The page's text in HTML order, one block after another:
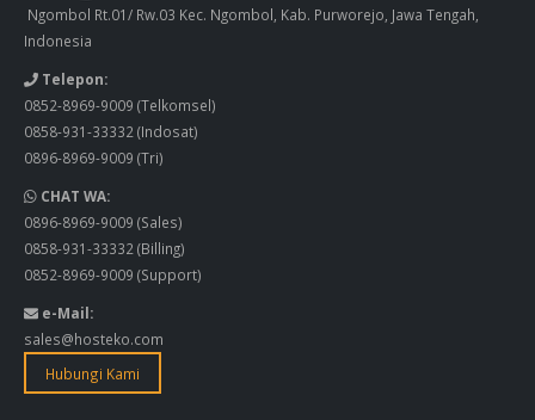
Ngombol Rt.01/ Rw.03 Kec. Ngombol, Kab. Purworejo, Jawa Tengah,
Indonesia
Telepon:
0852-8969-9009 (Telkomsel)
0858-931-33332(Indosat)
0896-8969-9009 (Tri)
CHAT WA:
0896-8969-9009 (Sales)
0858-931-33332(Billing)
0852-8969-9009 (Support)
e-Mail:
sales@hosteko.com
Hubungi Kami